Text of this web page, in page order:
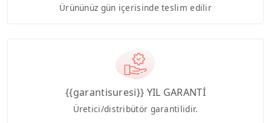
Ürününüz gün içerisinde teslim edilir
{{garantisuresi}} YIL GARANTİ
Üretici/distribütör garantilidir.